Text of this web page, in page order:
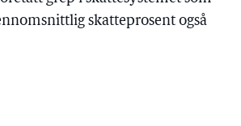
skatteprosent også